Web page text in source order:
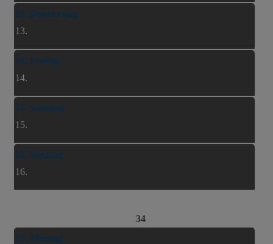
13. Donnerstag
13.
14. Freitag
14.
15. Samstag
15.
16. Sonntag
16.
34
17. Montag